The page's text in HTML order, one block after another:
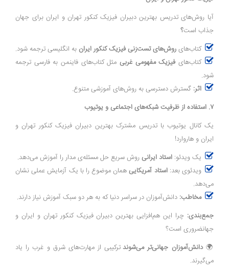
آیا روش‌های تدریس بهترین دبیران فیزیک کنکور تهران و ایران برای جهان
جذاب است؟
کتاب‌های روش‌های تست‌زنی فیزیک کنکور ایران به انگلیسی ترجمه شود.
کتاب‌های فیزیک مفهومی غربی مثل کتاب‌های فاینمن به فارسی ترجمه
شود.
اثر: گسترش دسترسی به روش‌های آموزشی متنوع.
۷. استفاده از ظرفیت شبکه‌های اجتماعی و یوتیوب
یک کانال یوتیوب با تدریس مشترک بهترین دبیران فیزیک کنکور تهران و
ایران و هاروارد!
یک ویدئو: استاد ایرانی روش سریع حل مسئله‌ی مدار را آموزش می‌دهد.
ویدئوی بعد:استاد آمریکاییهمان موضوع را با یک آزمایش عملی نشان
می‌دهد.
مخاطب: دانش‌آموزان در سراسر دنیا که به هر دو سبک آموزش نیاز دارند.
جمع‌بندی: چرا این هم‌افزایی بهترین دبیران فیزیک کنکور تهران و ایران و
جهانضروری است؟
🌍دانش‌آموزان جهانی‌تر می‌شوندترکیبی از مهارت‌های شرق و غرب را یاد
می‌گیرند.